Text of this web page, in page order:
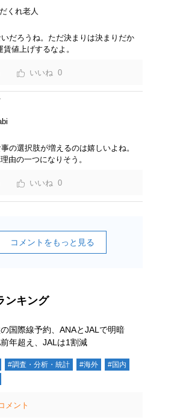
くれ老人
だろうね。ただ決まりは決まりだか
賃値上げするなよ。
0
の選択肢が増えるのは嬉しいよね。
由の一つになりそう。
0
コメントをもっと見る
ンキング
国際線予約、ANAとJALで明暗
年超え、JALは1割減
#調査・分析・統計 #海外
#国内
メント